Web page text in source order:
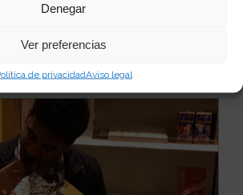
Denegar
Ver preferencias
de privacidadAviso legal
interesar...